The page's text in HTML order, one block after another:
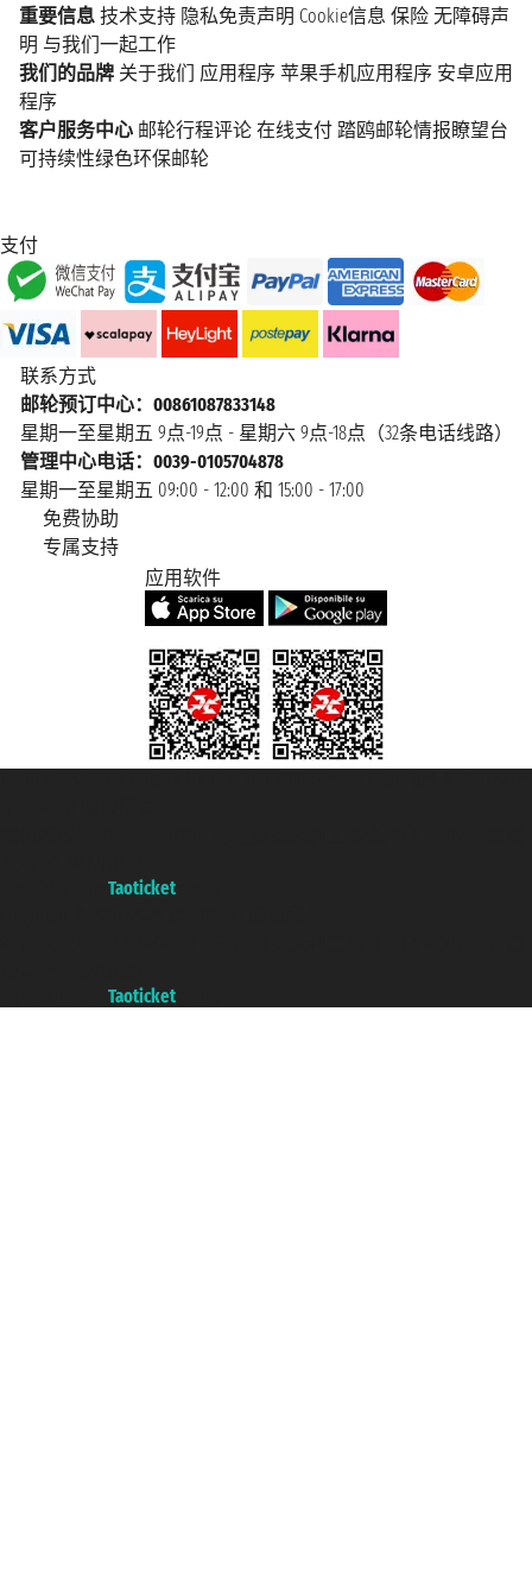
重要信息 技术支持 隐私免责声明 Cookie信息 保险 无障碍声
明 与我们一起工作
我们的品牌 关于我们 应用程序 苹果手机应用程序 安卓应用
程序
客户服务中心 邮轮行程评论 在线支付 踏鸥邮轮情报瞭望台
可持续性绿色环保邮轮
支付
联系方式
邮轮预订中心：00861087833148
星期一至星期五 9点-19点 - 星期六 9点-18点（32条电话线路）
管理中心电话：0039-0105704878
星期一至星期五 09:00 - 12:00 和 15:00 - 17:00
免费协助
专属支持
应用软件
Taoticket
Taoticket